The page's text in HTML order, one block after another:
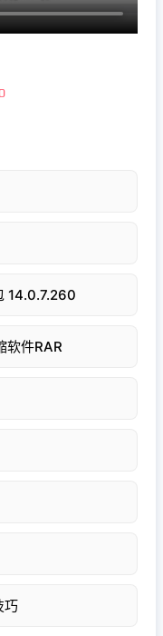
14.0.7.260
软件RAR
巧